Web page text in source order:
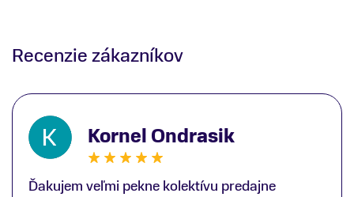
Recenzie zákazníkov
Kornel Ondrasik
Ďakujem veľmi pekne kolektívu predajne